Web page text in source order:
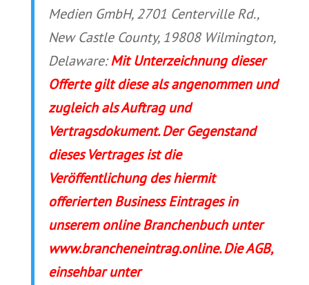
Medien GmbH, 2701 Centerville Rd.,
New Castle County, 19808 Wilmington,
Delaware:Mit Unterzeichnung dieser
Offerte gilt diese als angenommen und
zugleich als Auftrag und
Vertragsdokument. Der Gegenstand
dieses Vertrages ist die
Veröffentlichung des hiermit
offerierten Business Eintrages in
unserem online Branchenbuch unter
www.brancheneintrag.online. Die AGB,
einsehbar unter